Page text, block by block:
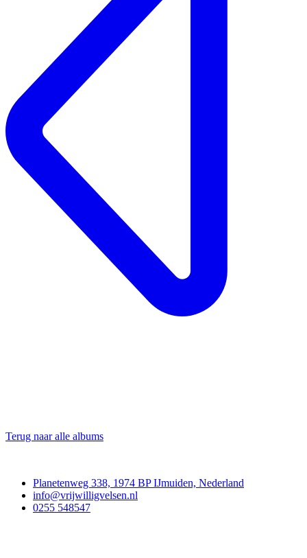
Terug naar alle albums
Planetenweg 338, 1974 BP IJmuiden, Nederland
info@vrijwilligvelsen.nl
0255 548547